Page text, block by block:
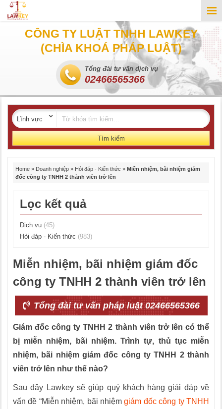
CÔNG TY LUẬT TNHH LAWKEY
(CHÌA KHOÁ PHÁP LUẬT)
Tổng đài tư vấn dịch vụ
02466565366
Tìm kiếm
Home » Doanh nghiệp » Hỏi đáp - Kiến thức » Miễn nhiệm, bãi nhiệm giám
đốc công ty TNHH 2 thành viên trở lên
Lọc kết quả
Dịch vụ (45)
Hỏi đáp - Kiến thức (983)
Miễn nhiệm, bãi nhiệm giám đốc
công ty TNHH 2 thành viên trở lên
Tổng đài tư vấn pháp luật 02466565366
Giám đốc công ty TNHH 2 thành viên trở lên có thể
bị miễn nhiệm, bãi nhiệm. Trình tự, thủ tục miễn
nhiệm, bãi nhiệm giám đốc công ty TNHH 2 thành
viên trở lên như thế nào?
Sau đây Lawkey sẽ giúp quý khách hàng giải đáp về
vấn đề “Miễn nhiệm, bãi nhiệmgiám đốc công ty TNHH